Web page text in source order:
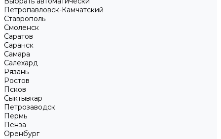
Петропавловск-Камчатский
Ставрополь
Смоленск
Саратов
Саранск
Самара
Салехард
Рязань
Ростов
Псков
Сыктывкар
Петрозаводск
Пермь
Пенза
Оренбург